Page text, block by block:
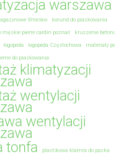
warszawa
Wrocław
korund do piaskowania
męskie pierre cardin poznań
kruszenie
logopeda logopeda Częstochowa
materiały
do piaskowania
klimatyzacji
wentylacji
wentylacji
tonfa
plastikowa klamra do paska